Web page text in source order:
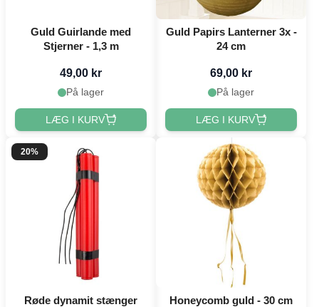
Guld Guirlande med
Stjerner - 1,3 m
49,00 kr
På lager
LÆG I KURV
Guld Papirs Lanterner 3x -
24 cm
69,00 kr
På lager
LÆG I KURV
20%
Røde dynamit stænger
Honeycomb guld - 30 cm